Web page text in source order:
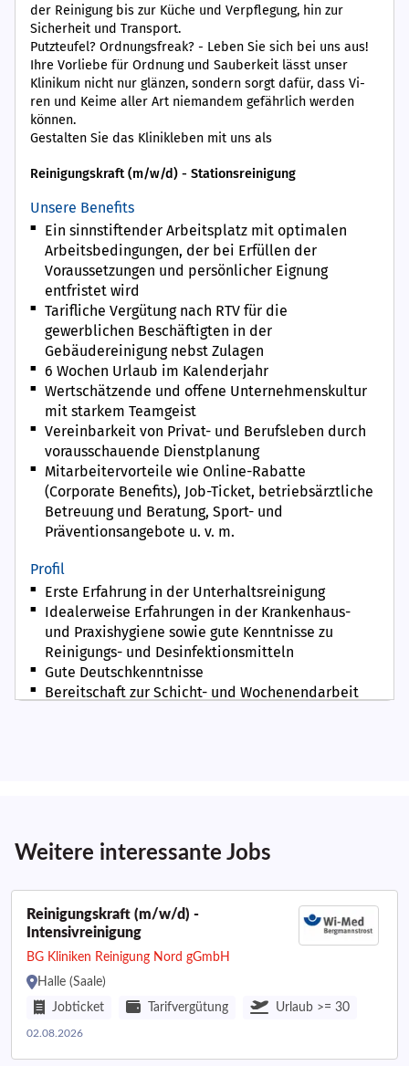
Weitere interessante Jobs
Reinigungskraft (m/w/d) -
Intensivreinigung
BG Kliniken Reinigung Nord gGmbH
Halle (Saale)
Jobticket
Tarifvergütung Urlaub >= 30
02.08.2026